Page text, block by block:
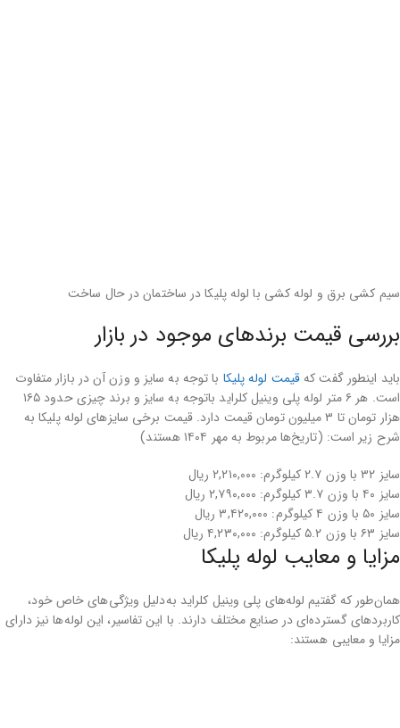
سیم کشی برق و لوله کشی با لوله پلیکا در ساختمان در حال ساخت
بررسی قیمت برندهای موجود در بازار
باید اینطور گفت کهقیمت لوله پلیکا با توجه به سایز و وزن آن در بازار متفاوت
است. هر ۶ متر لوله پلی وینیل کلراید باتوجه ‌به سایز و برند چیزی حدود ۱۶۵
هزار تومان تا ۳ میلیون تومان قیمت دارد. قیمت برخی سایزهای لوله پلیکا به
شرح زیر است: (تاریخ‌ها مربوط به مهر ۱۴۰۴ هستند)
سایز ۳۲ با وزن ۲.۷ کیلوگرم: ۲,۲۱۰,۰۰۰ ریال
سایز ۴۰ با وزن ۳.۷ کیلوگرم: ۲,۷۹۰,۰۰۰ ریال
سایز ۵۰ با وزن ۴ کیلوگرم: ۳,۴۲۰,۰۰۰ ریال
سایز ۶۳ با وزن ۵.۲ کیلوگرم: ۴,۲۳۰,۰۰۰ ریال
مزایا و معایب لوله پلیکا
همان‌طور که گفتیم لوله‌های پلی وینیل کلراید به‌دلیل ویژگی‌های خاص خود،
کاربردهای گسترده‌ای در صنایع مختلف دارند. با این تفاسیر، این لوله‌ها نیز دارای
مزایا و معایبی هستند: